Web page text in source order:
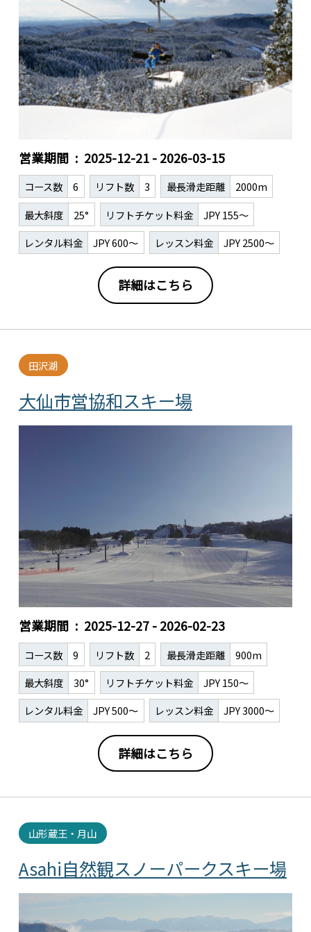
営業期間 2025-12-21 - 2026-03-15
コース数 6 リフト数 3 最長滑走距離
2000m
最大斜度
25° リフトチケット料金
JPY 155～
レンタル料金
JPY 600～ レッスン料金 JPY 2500～
詳細はこちら
大仙市営協和スキー場
田沢湖
営業期間 2025-12-27 - 2026-02-23
コース数 9 リフト数 2 最長滑走距離
900m
最大斜度
30° リフトチケット料金
JPY 150～
レンタル料金
JPY 500～ レッスン料金 JPY 3000～
詳細はこちら
Asahi自然観スノーパークスキー場
山形蔵王・月山